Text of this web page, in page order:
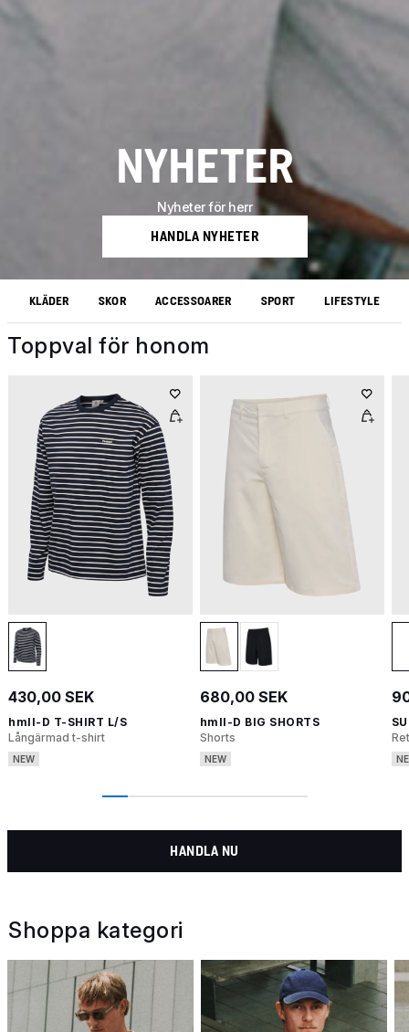
NYHETER
Nyheter för herr
HANDLA NYHETER
KLÄDER SKOR ACCESSOARER SPORT LIFESTYLE
Toppval för honom
430,00 SEK
hmlI-D T-SHIRT L/S
Långärmad t-shirt
NEW
680,00 SEK
hmlI-D BIG SHORTS
Shorts
NEW
HANDLA NU
Shoppa kategori